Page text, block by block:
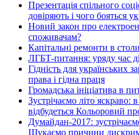
Презентація спільного
довіряють і чого бояться
Новий закон про
споживачам?
Капітальні ремонти в
ЛГБТ-питання: уряду час
Гідність для українських
права і гідна праця
Громадська ініціатива в
Зустрічаємо літо яскраво:
відбудеться Кольоровий
Думайдан-2017:
Шукаємо причини